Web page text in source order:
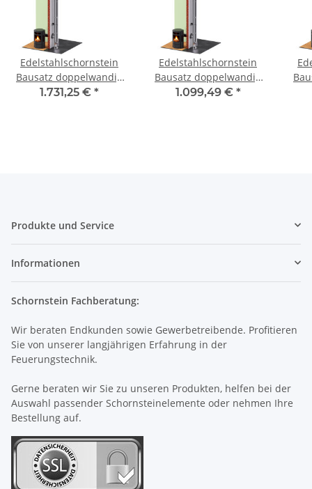
Edelstahlschornstein
Bausatz doppelwandig
9,2 m SWDORO05 DW
1.731,25 € *
Edelstahlschornstein
Bausatz doppelwandig
9,2 m SWDORO05 DW
1.099,49 € *
Produkte und Service
Informationen
Schornstein Fachberatung:
Wir beraten Endkunden sowie Gewerbetreibende. Profitieren
Sie von unserer langjährigen Erfahrung in der
Feuerungstechnik.
Gerne beraten wir Sie zu unseren Produkten, helfen bei der
Auswahl passender Schornsteinelemente oder nehmen Ihre
Bestellung auf.